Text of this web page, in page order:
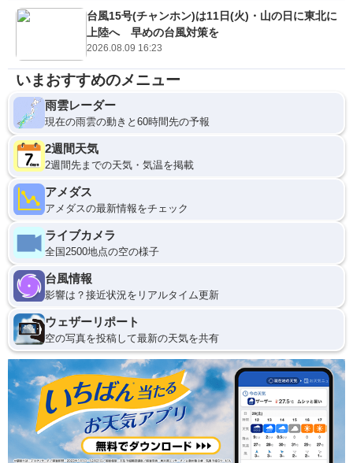
台風15号(チャンホン)は11日(火)・山の日に東北に
上陸へ 早めの台風対策を
2026.08.09 16:23
いまおすすめのメニュー
雨雲レーダー
現在の雨雲の動きと60時間先の予報
2週間天気
2週間先までの天気・気温を掲載
アメダス
アメダスの最新情報をチェック
ライブカメラ
全国2500地点の空の様子
台風情報
影響は？接近状況をリアルタイム更新
ウェザーリポート
空の写真を投稿して最新の天気を共有